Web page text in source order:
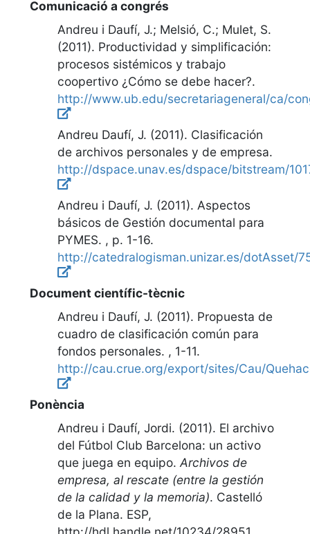
Comunicació a congrés
Andreu i Daufí, J.; Melsió, C.; Mulet, S.
(2011). Productividad y simplificación:
procesos sistémicos y trabajo
coopertivo ¿Cómo se debe hacer?.
http://www.ub.edu/secretariageneral/ca/
Andreu Daufí, J. (2011). Clasificación
de archivos personales y de empresa.
http://dspace.unav.es/dspace/bitstream/
Andreu i Daufí, J. (2011). Aspectos
básicos de Gestión documental para
PYMES. , p. 1-16.
http://catedralogisman.unizar.es/dotAsset/
Document científic-tècnic
Andreu i Daufí, J. (2011). Propuesta de
cuadro de clasificación común para
fondos personales. , 1-11.
http://cau.crue.org/export/sites/Cau/
Ponència
Andreu i Daufí, Jordi. (2011). El archivo
del Fútbol Club Barcelona: un activo
que juega en equipo.Archivos de
empresa, al rescate (entre la gestión
de la calidad y la memoria). Castelló
de la Plana. ESP,